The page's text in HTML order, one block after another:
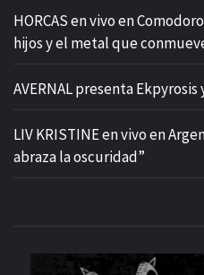
HORCAS en vivo en
hijos y el metal que
AVERNAL presenta
LIV KRISTINE en vivo en
abraza la oscuridad”